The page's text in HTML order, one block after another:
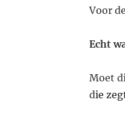
Voor
Echt
Moet
die